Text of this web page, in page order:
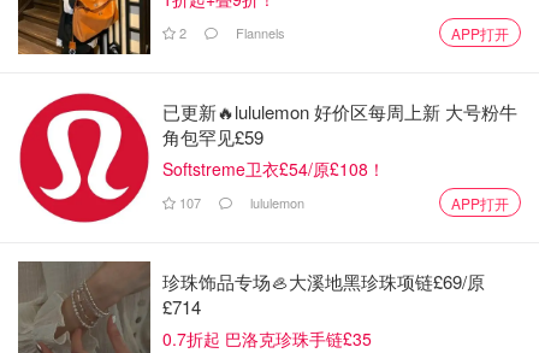
2 Flannels APP打开
已更新🔥lululemon 好价区每周上新 大号粉牛
角包罕见£59
Softstreme卫衣£54/原£108！
107 lululemon APP打开
珍珠饰品专场🦪大溪地黑珍珠项链£69/原
£714
0.7折起 巴洛克珍珠手链£35